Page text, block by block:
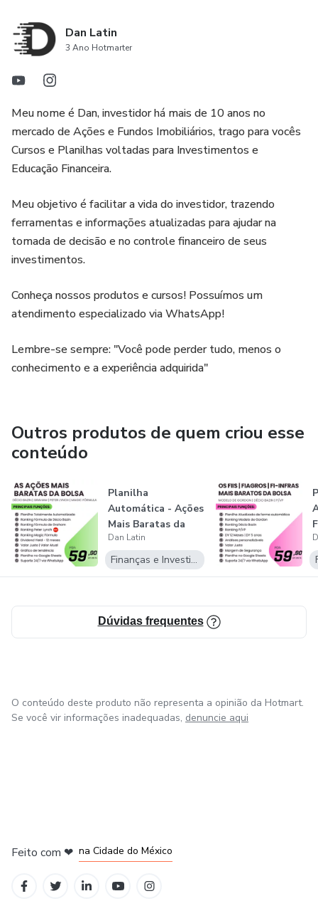
Dan Latin
3 Ano Hotmarter
Meu nome é Dan, investidor há mais de 10 anos no
mercado de Ações e Fundos Imobiliários, trago para vocês
Cursos e Planilhas voltadas para Investimentos e
Educação Financeira.
Meu objetivo é facilitar a vida do investidor, trazendo
ferramentas e informações atualizadas para ajudar na
tomada de decisão e no controle financeiro de seus
investimentos.
Conheça nossos produtos e cursos! Possuímos um
atendimento especializado via WhatsApp!
Lembre-se sempre: "Você pode perder tudo, menos o
conhecimento e a experiência adquirida"
Outros produtos de quem criou esse
conteúdo
Planilha
Automática - Ações
Mais Baratas da
Bolsa (Décio Baz...
Dan Latin
Finanças e Investimentos
Dúvidas frequentes
O conteúdo deste produto não representa a opinião da Hotmart.
Se você vir informações inadequadas, denuncie aqui
Feito com ❤ na Cidade do México